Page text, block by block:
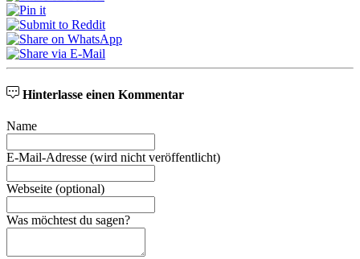
Hinterlasse einen Kommentar
Name
E-Mail-Adresse (wird nicht veröffentlicht)
Webseite (optional)
Was möchtest du sagen?